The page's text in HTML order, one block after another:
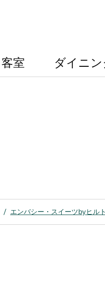
客室 ダイニ
/ エンバシー・スイーツbyヒル